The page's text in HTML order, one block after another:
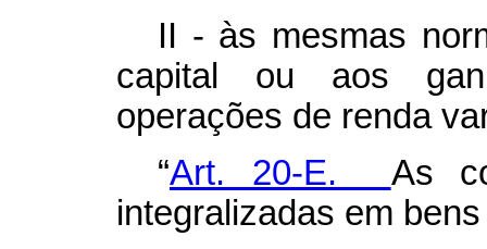
II - às mesmas
capital ou aos
operações de renda
“Art. 20-E. As
integralizadas em